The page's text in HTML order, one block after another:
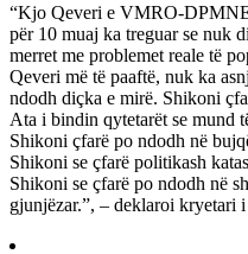
“Kjo Qeveri e VMRO-
për 10 muaj ka treguar se nuk
merret me problemet reale të
Qeveri më të paaftë, nuk ka
ndodh diçka e mirë. Shikoni
Ata i bindin qytetarët se mund
Shikoni çfarë po ndodh në
Shikoni se çfarë politikash
Shikoni se çfarë po ndodh në
gjunjëzar.”, – deklaroi kryetari